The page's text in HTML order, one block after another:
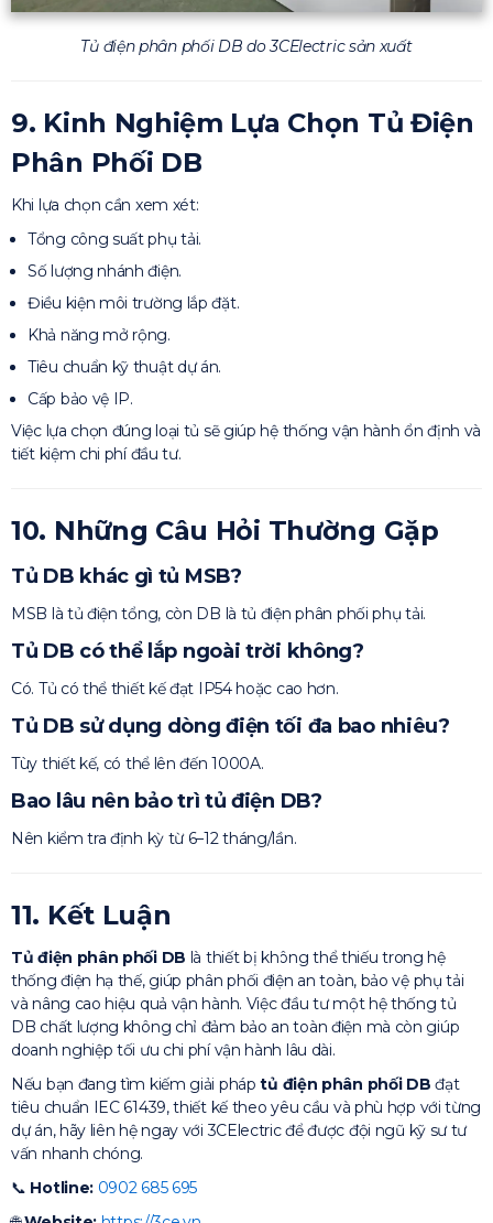
Tủ điện phân phối DB do 3CElectric sản xuất
9. Kinh Nghiệm Lựa Chọn Tủ Điện
Phân Phối DB
Khi lựa chọn cần xem xét:
Tổng công suất phụ tải.
Số lượng nhánh điện.
Điều kiện môi trường lắp đặt.
Khả năng mở rộng.
Tiêu chuẩn kỹ thuật dự án.
Cấp bảo vệ IP.
Việc lựa chọn đúng loại tủ sẽ giúp hệ thống vận hành ổn định và
tiết kiệm chi phí đầu tư.
10. Những Câu Hỏi Thường Gặp
Tủ DB khác gì tủ MSB?
MSB là tủ điện tổng, còn DB là tủ điện phân phối phụ tải.
Tủ DB có thể lắp ngoài trời không?
Có. Tủ có thể thiết kế đạt IP54 hoặc cao hơn.
Tủ DB sử dụng dòng điện tối đa bao nhiêu?
Tùy thiết kế, có thể lên đến 1000A.
Bao lâu nên bảo trì tủ điện DB?
Nên kiểm tra định kỳ từ 6–12 tháng/lần.
11. Kết Luận
Tủ điện phân phối DB là thiết bị không thể thiếu trong hệ
thống điện hạ thế, giúp phân phối điện an toàn, bảo vệ phụ tải
và nâng cao hiệu quả vận hành. Việc đầu tư một hệ thống tủ
DB chất lượng không chỉ đảm bảo an toàn điện mà còn giúp
doanh nghiệp tối ưu chi phí vận hành lâu dài.
Nếu bạn đang tìm kiếm giải pháptủ điện phân phối DB đạt
tiêu chuẩn IEC 61439, thiết kế theo yêu cầu và phù hợp với từng
dự án, hãy liên hệ ngay với 3CElectric để được đội ngũ kỹ sư tư
vấn nhanh chóng.
📞 Hotline: 0902 685 695